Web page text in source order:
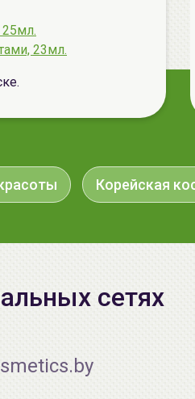
25мл.
23мл.
Корейская
сетях